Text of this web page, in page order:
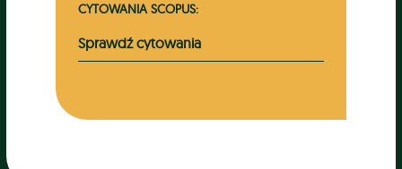
CYTOWANIA SCOPUS:
Sprawdź cytowania